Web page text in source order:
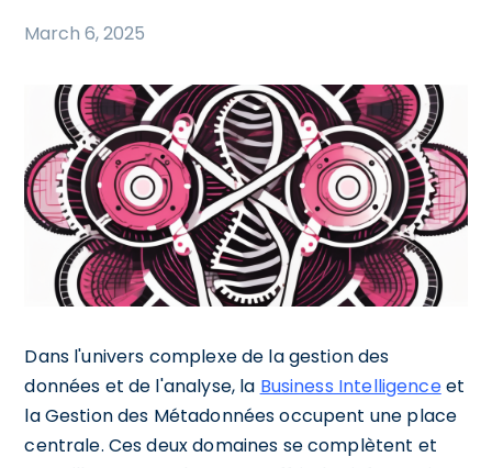
March 6, 2025
Dans l'univers complexe de la gestion des
données et de l'analyse, la Business Intelligenceet
la Gestion des Métadonnées occupent une place
centrale. Ces deux domaines se complètent et